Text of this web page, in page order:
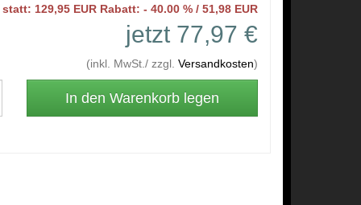
statt: 129,95 EUR Rabatt: - 40.00 % / 51,98 EUR
jetzt 77,97 €
(inkl. MwSt./ zzgl. Versandkosten)